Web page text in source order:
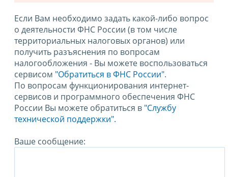
Если Вам необходимо задать какой-либо вопрос
о деятельности ФНС России (в том числе
территориальных налоговых органов) или
получить разъяснения по вопросам
налогообложения - Вы можете воспользоваться
сервисом "Обратиться в ФНС России".
По вопросам функционирования интернет-
сервисов и программного обеспечения ФНС
России Вы можете обратиться в "Службу
технической поддержки".
Ваше сообщение: